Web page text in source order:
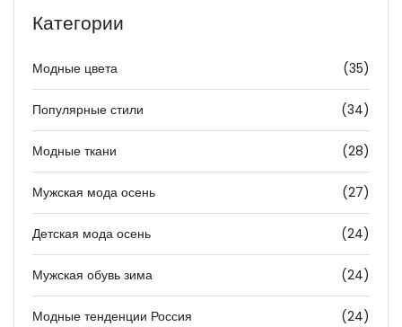
Категории
Модные цвета (35)
Популярные стили (34)
Модные ткани (28)
Мужская мода осень (27)
Детская мода осень (24)
Мужская обувь зима (24)
Модные тенденции Россия (24)